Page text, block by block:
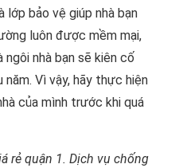
lớp bảo vệ giúp nhà bạn
luôn được mềm mại,
ngôi nhà bạn sẽ kiên cố
Vì vậy, hãy thực hiện
của mình trước khi quá
rẻ quận 1. Dịch vụ chống